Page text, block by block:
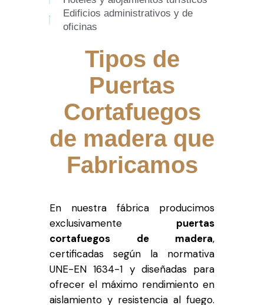
Edificios administrativos y de
oficinas
Tipos de
Puertas
Cortafuegos
de madera que
Fabricamos
En nuestra fábrica producimos
exclusivamente puertas
cortafuegos de madera,
certificadas según la normativa
UNE-EN 1634-1 y diseñadas para
ofrecer el máximo rendimiento en
aislamiento y resistencia al fuego.